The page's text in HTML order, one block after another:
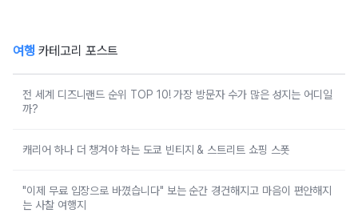
여행 카테고리 포스트
전 세계 디즈니랜드 순위 TOP 10! 가장 방문자 수가 많은 성지는 어디일
까?
캐리어 하나 더 챙겨야 하는 도쿄 빈티지 & 스트리트 쇼핑 스폿
"이제 무료 입장으로 바꼈습니다" 보는 순간 경건해지고 마음이 편안해지
는 사찰 여행지